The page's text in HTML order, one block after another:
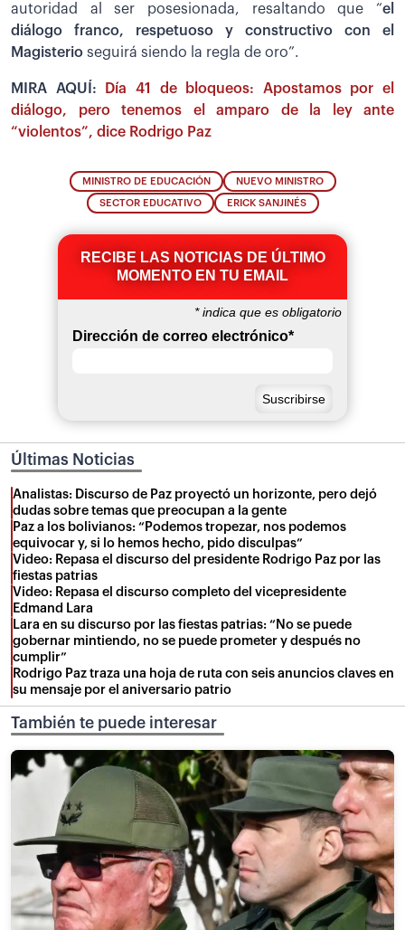
autoridad al ser posesionada, resaltando que “el
diálogo franco, respetuoso y constructivo con el
Magisterio seguirá siendo la regla de oro”.
MIRA AQUÍ:
Día 41 de bloqueos: Apostamos por el
diálogo, pero tenemos el amparo de la ley ante
“violentos”, dice Rodrigo Paz
MINISTRO DE EDUCACIÓN NUEVO MINISTRO
SECTOR EDUCATIVO ERICK SANJINÉS
RECIBE LAS NOTICIAS DE ÚLTIMO
MOMENTO EN TU EMAIL
*indica que es obligatorio
Dirección de correo electrónico*
Últimas Noticias
Analistas: Discurso de Paz proyectó un horizonte, pero dejó
dudas sobre temas que preocupan a la gente
Paz a los bolivianos: “Podemos tropezar, nos podemos
equivocar y, si lo hemos hecho, pido disculpas”
Video: Repasa el discurso del presidente Rodrigo Paz por las
fiestas patrias
Video: Repasa el discurso completo del vicepresidente
Edmand Lara
Lara en su discurso por las fiestas patrias: “No se puede
gobernar mintiendo, no se puede prometer y después no
cumplir”
Rodrigo Paz traza una hoja de ruta con seis anuncios claves en
su mensaje por el aniversario patrio
También te puede interesar